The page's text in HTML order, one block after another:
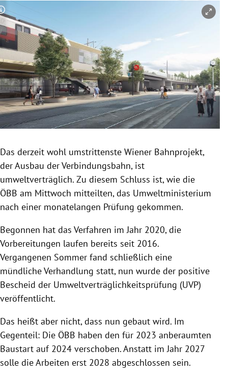
Untermenü
Untermenü
Untermenü
Untermenü
Untermenü
Copyright-Hinweis öffnen/schließen
Das derzeit wohl umstrittenste Wiener Bahnprojekt,
der Ausbau der Verbindungsbahn, ist
umweltverträglich. Zu diesem Schluss ist, wie die
ÖBB am Mittwoch mitteilten, das Umweltministerium
nach einer monatelangen Prüfung gekommen.
Begonnen hat das Verfahren im Jahr 2020, die
Vorbereitungen laufen bereits seit 2016.
Vergangenen Sommer fand schließlich eine
mündliche Verhandlung statt, nun wurde der positive
Bescheid der Umweltverträglichkeitsprüfung (UVP)
veröffentlicht.
Das heißt aber nicht, dass nun gebaut wird. Im
Gegenteil: Die ÖBB haben den für 2023 anberaumten
Baustart auf 2024 verschoben. Anstatt im Jahr 2027
solle die Arbeiten erst 2028 abgeschlossen sein.